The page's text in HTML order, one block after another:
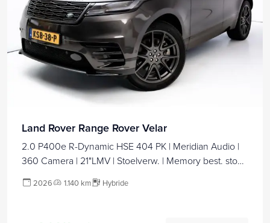
Land Rover Range Rover Velar
2.0 P400e R-Dynamic HSE 404 PK | Meridian Audio |
360 Camera | 21"LMV | Stoelverw. | Memory best. stoel
Led, Navigatie, App. connect, Extra getint glas
2026 1.140 km Hybride